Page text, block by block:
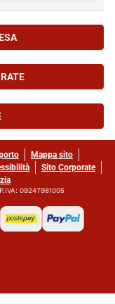
UNA NUOVA SCHEDA)
UNA NUOVA SCHEDA)
UNA NUOVA SCHEDA)
Mappa sito
Sito Corporate
09247981005